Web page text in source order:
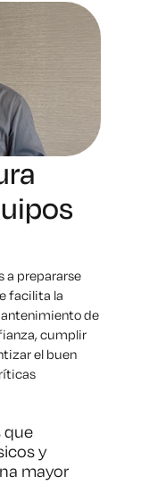
a prepararse
facilita la
de
cumplir
el buen
que
y
mayor